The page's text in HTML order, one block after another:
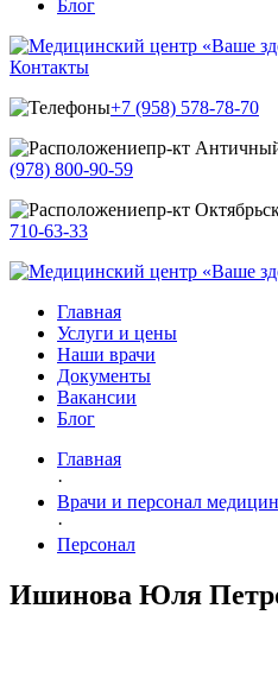
Блог
Контакты
+7 (958) 578-78-70
пр-кт
(978) 800-90-59
пр-кт
710-63-33
Главная
Услуги и цены
Наши врачи
Документы
Вакансии
Блог
Главная
·
Врачи и персонал
·
Персонал
Ишинова Юля